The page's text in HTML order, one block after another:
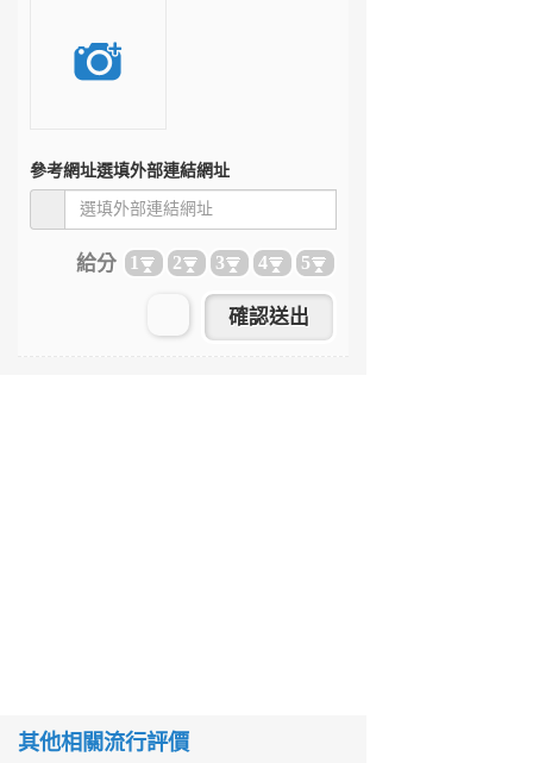
參考網址選填外部連結網址
給分 1 2 3 4 5
其他相關流行評價